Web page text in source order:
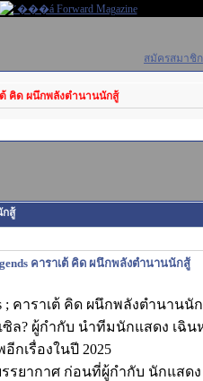
สมัครสมาชิก
ต้ คิด ผนึกพลังตำนานนักสู้
กสู้
คาราเต้ คิด ผนึกพลังตำนานนักสู้
; คาราเต้ คิด ผนึกพลังตำนานนั
ซิล? ผู้กำกับ นำทีมนักแสดง เฉิ
เรื่องในปี 2025
รยากาศ ก่อนที่ผู้กำกับ นักแสด